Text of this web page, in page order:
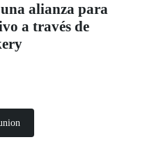
alianza para
a través de